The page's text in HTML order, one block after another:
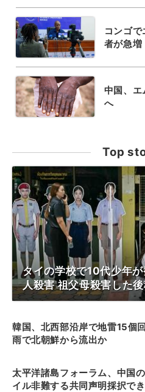
コンゴ
者が急増
中国、エ
へ
Top
タイの学校で10代少年
人殺害 祖父母殺害した
韓国、北西部沿岸で地雷15個
雨で北朝鮮から流出か
太平洋諸島フォーラム、中国
イル非難する共同声明採択で